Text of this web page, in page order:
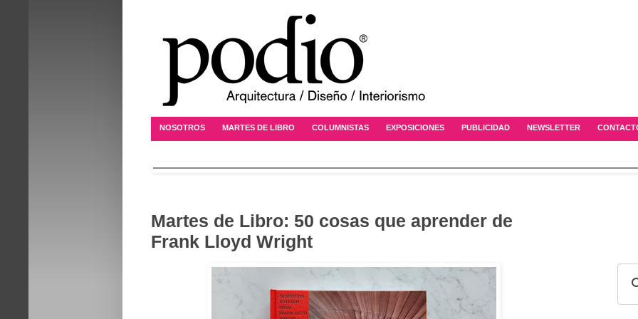
NOSOTROS MARTES DE LIBRO COLUMNISTAS EXPOSICIONES PUBLICIDAD NEWSLETTER
Martes de Libro: 50 cosas que aprender de
Frank Lloyd Wright